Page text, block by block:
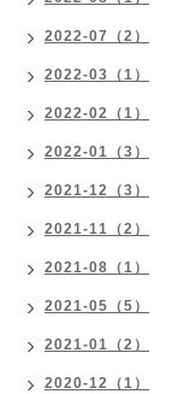
2022-07（2）
2022-03（1）
2022-02（1）
2022-01（3）
2021-12（3）
2021-11（2）
2021-08（1）
2021-05（5）
2021-01（2）
2020-12（1）